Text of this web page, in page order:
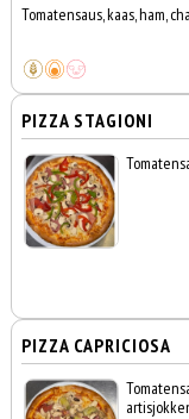
Tomatensaus, kaas, ham,
PIZZA STAGIONI
PIZZA CAPRICIOSA